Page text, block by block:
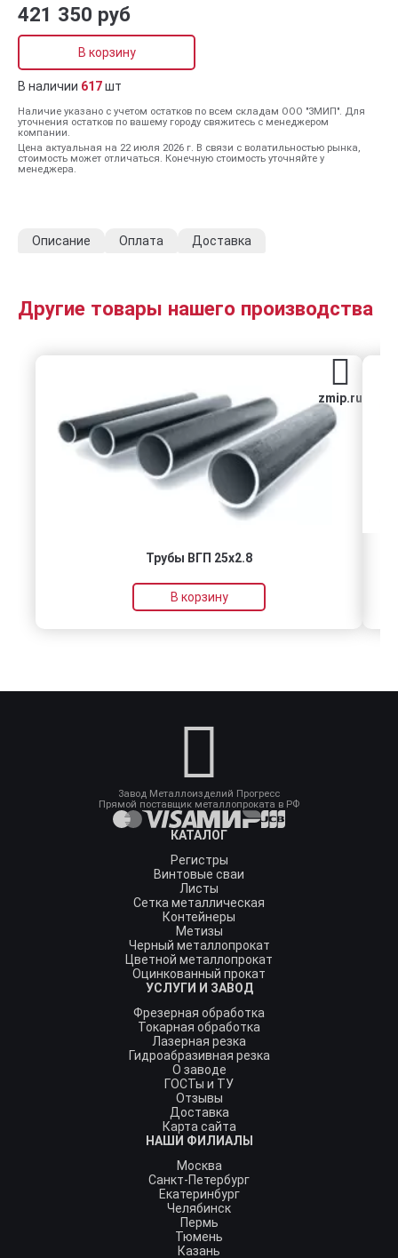
421 350 руб
В корзину
В наличии 617шт
Наличие указано с учетом остатков по всем складам ООО "ЗМИП". Для
уточнения остатков по вашему городу свяжитесь с менеджером
компании.
Цена актуальная на 22 июля 2026 г. В связи с волатильностью рынка,
стоимость может отличаться. Конечную стоимость уточняйте у
менеджера.
Описание Оплата Доставка
Другие товары нашего производства
zmip.ru
Трубы ВГП 25х2.8
В корзину
Завод Металлоизделий Прогресс
Прямой поставщик металлопроката в РФ
КАТАЛОГ
Регистры
Винтовые сваи
Листы
Сетка металлическая
Контейнеры
Метизы
Черный металлопрокат
Цветной металлопрокат
Оцинкованный прокат
УСЛУГИ И ЗАВОД
Фрезерная обработка
Токарная обработка
Лазерная резка
Гидроабразивная резка
О заводе
ГОСТы и ТУ
Отзывы
Доставка
Карта сайта
НАШИ ФИЛИАЛЫ
Москва
Санкт-Петербург
Екатеринбург
Челябинск
Пермь
Тюмень
Казань